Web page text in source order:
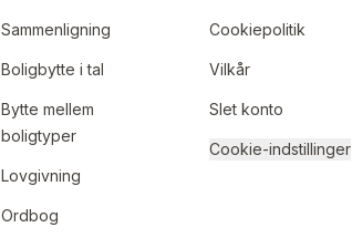
Sammenligning
Boligbytte i tal
Bytte mellem
boligtyper
Lovgivning
Ordbog
Cookiepolitik
Vilkår
Slet konto
Cookie-indstillinger